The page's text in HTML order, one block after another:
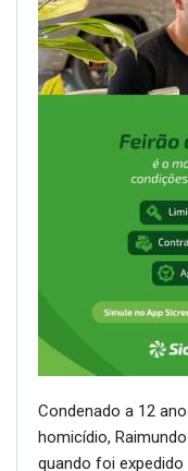
Condenado a 12
homicídio,